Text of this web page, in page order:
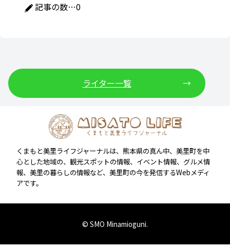
記事の数…0
ライター一覧
くまもと美里ライフジャーナルは、熊本県の真ん中、美里町を中
心とした地域の、観光スポットの情報、イベント情報、グルメ情
報、美里の暮らしの情報など、美里町の今を発信するWebメディ
アです。
© SMO Minamioguni.